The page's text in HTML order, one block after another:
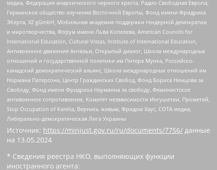
медиа, Федерация анархического черного креста, Радио Свободная Европа,
Германское общество изучения Восточной Европы, Фонд имени Фридриха
Эберта, XZ gGmbH, Мобильная академия поддержки гендерной демократии
и миротворчества, Форум имени Льва Копелева, American Councils for
International Education, Cultural Vistas, Institute of International Education,
Антивоенное движение Антальи, Открытый диалог, Школа международных
отношений и государственной политики им Питера Мунка, Российско-
канадский демократический альянс, Школа международных отношений им
Нормана Патерсона, Центр Гражданских Свобод, Фонд Бориса Немцова за
Свободу, Фонд имени Фридриха Науманна за свободу, Феминистское
антивоенное сопротивление, Комитет независимости Ингушетии, Прометей,
Stop Occupation of Karelia, Вернись живым, Фридом Хаус, СОТА медиа,
Либерально-демократическая Лига Украины
Источник: https://minjust.gov.ru/ru/documents/7756/ данные
на 13.05.2024
* Сведения реестра НКО, выполняющих функции
иностранного агента: